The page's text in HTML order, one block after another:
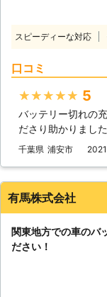
スピーディーな対応
口コミ
★★★★★ 5
バッテリー切れの
ださり助かりました
千葉県 浦安市
有馬株式会社
関東地方での車のバ
ださい！